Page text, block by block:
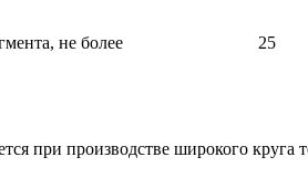
не более 25
при производстве широкого круга